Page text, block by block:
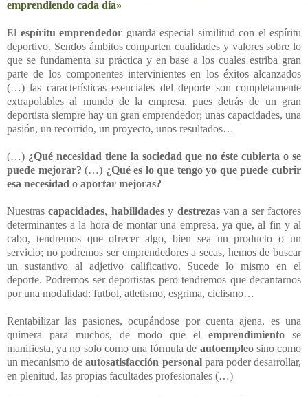
emprendiendo cada día»
El espíritu emprendedor guarda especial similitud con el espíritu
deportivo. Sendos ámbitos comparten cualidades y valores sobre lo
que se fundamenta su práctica y en base a los cuales estriba gran
parte de los componentes intervinientes en los éxitos alcanzados
(…) las características esenciales del deporte son completamente
extrapolables al mundo de la empresa, pues detrás de un gran
deportista siempre hay un gran emprendedor; unas capacidades, una
pasión, un recorrido, un proyecto, unos resultados…
(…) ¿Qué necesidad tiene la sociedad que no éste cubierta o se
puede mejorar? (…) ¿Qué es lo que tengo yo que puede cubrir
esa necesidad o aportar mejoras?
Nuestrascapacidades, habilidadesy destrezasvan a ser factores
determinantes a la hora de montar una empresa, ya que, al fin y al
cabo, tendremos que ofrecer algo, bien sea un producto o un
servicio; no podremos ser emprendedores a secas, hemos de buscar
un sustantivo al adjetivo calificativo. Sucede lo mismo en el
deporte. Podremos ser deportistas pero tendremos que decantarnos
por una modalidad: futbol, atletismo, esgrima, ciclismo…
Rentabilizar las pasiones, ocupándose por cuenta ajena, es una
quimera para muchos, de modo que el emprendimiento se
manifiesta, ya no solo como una fórmula de autoempleosino como
un mecanismo deautosatisfacción personalpara poder desarrollar,
en plenitud, las propias facultades profesionales (…)